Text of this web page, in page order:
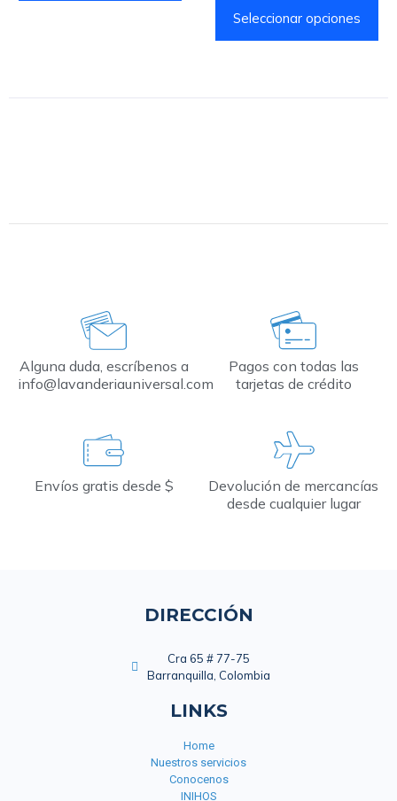
Seleccionar opciones
Alguna duda, escríbenos a
info@lavanderiauniversal.com
Pagos con todas las
tarjetas de crédito
Envíos gratis desde $
Devolución de mercancías
desde cualquier lugar
DIRECCIÓN
Cra 65 # 77-75
Barranquilla, Colombia
LINKS
Home
Nuestros servicios
Conocenos
INIHOS